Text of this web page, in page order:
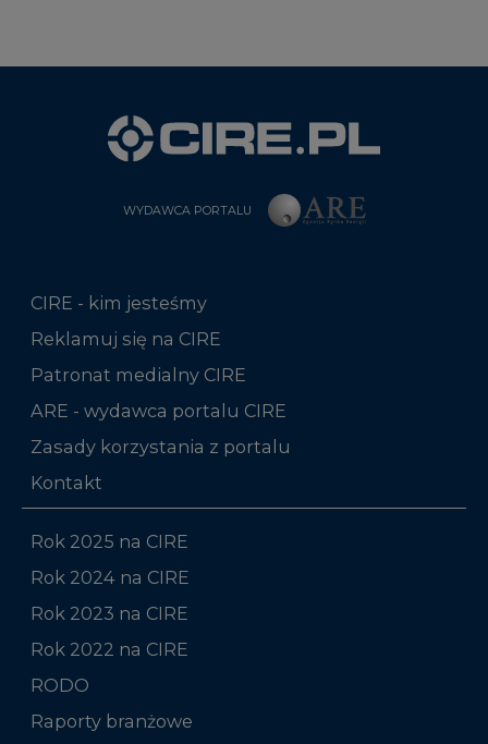
WYDAWCA PORTALU
CIRE - kim jesteśmy
Reklamuj się na CIRE
Patronat medialny CIRE
ARE - wydawca portalu CIRE
Zasady korzystania z portalu
Kontakt
Rok 2025 na CIRE
Rok 2024 na CIRE
Rok 2023 na CIRE
Rok 2022 na CIRE
RODO
Raporty branżowe